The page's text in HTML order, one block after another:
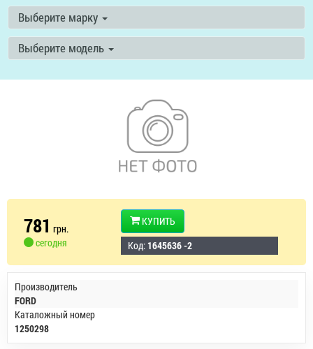
Выберите марку
Выберите модель
781 грн.
сегодня
КУПИТЬ
Код: 1645636 -2
Производитель
FORD
Каталожный номер
1250298